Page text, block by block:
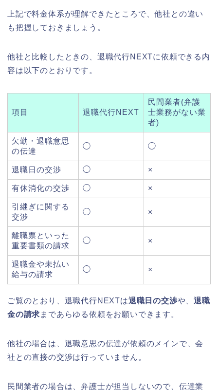
上記で料金体系が理解できたところで、他社との違い
も把握しておきましょう。
他社と比較したときの、退職代行NEXTに依頼できる内
容は以下のとおりです。
項目 退職代行NEXT
民間業者(弁護
士業務がない業
者)
欠勤・退職意思
の伝達
◯ ◯
退職日の交渉 ◯ ×
有休消化の交渉 ◯ ×
引継ぎに関する
交渉
◯ ×
離職票といった
重要書類の請求
◯ ×
退職金や未払い
給与の請求
◯ ×
ご覧のとおり、退職代行NEXTは退職日の交渉や、退職
金の請求 まであらゆる依頼をお願いできます。
他社の場合は、退職意思の伝達が依頼のメインで、会
社との直接の交渉は行っていません。
民間業者の場合は、弁護士が担当しないので、伝達業